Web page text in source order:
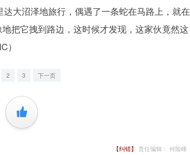
大沼泽地旅行，偶遇了一条蛇在马路上，就在
把它拽到路边，这时候才发现，这家伙竟然这
）
2 3 下一页
+1
【纠错】 责任编辑： 何险峰